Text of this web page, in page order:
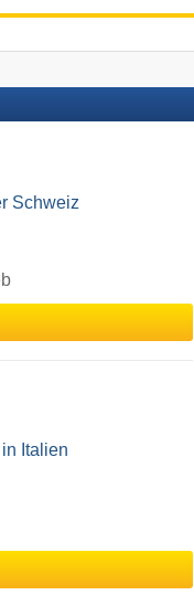
Schweiz
in Italien